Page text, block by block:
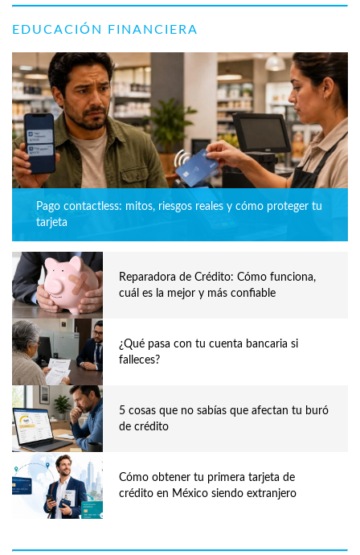
EDUCACIÓN FINANCIERA
Pago contactless: mitos, riesgos reales y cómo proteger tu
tarjeta
Reparadora de Crédito: Cómo funciona,
cuál es la mejor y más confiable
¿Qué pasa con tu cuenta bancaria si
falleces?
5 cosas que no sabías que afectan tu buró
de crédito
Cómo obtener tu primera tarjeta de
crédito en México siendo extranjero